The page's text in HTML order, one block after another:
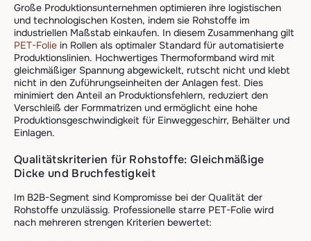
Große Produktionsunternehmen optimieren ihre logistischen
und technologischen Kosten, indem sie Rohstoffe im
industriellen Maßstab einkaufen. In diesem Zusammenhang gilt
PET-Folie in Rollen als optimaler Standard für automatisierte
Produktionslinien. Hochwertiges Thermoformband wird mit
gleichmäßiger Spannung abgewickelt, rutscht nicht und klebt
nicht in den Zuführungseinheiten der Anlagen fest. Dies
minimiert den Anteil an Produktionsfehlern, reduziert den
Verschleiß der Formmatrizen und ermöglicht eine hohe
Produktionsgeschwindigkeit für Einweggeschirr, Behälter und
Einlagen.
Qualitätskriterien für Rohstoffe: Gleichmäßige
Dicke und Bruchfestigkeit
Im B2B-Segment sind Kompromisse bei der Qualität der
Rohstoffe unzulässig. Professionelle starre PET-Folie wird
nach mehreren strengen Kriterien bewertet: